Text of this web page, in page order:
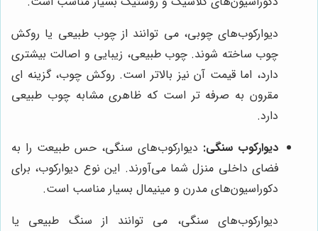
دیوارکوب‌های چوبی، می توانند از چوب طبیعی یا روکش
چوب ساخته شوند. چوب طبیعی، زیبایی و اصالت بیشتری
دارد، اما قیمت آن نیز بالاتر است. روکش چوب، گزینه ای
مقرون به صرفه تر است که ظاهری مشابه چوب طبیعی
دارد.
دیوارکوب سنگی: دیوارکوب‌های سنگی، حس طبیعت را به
فضای داخلی منزل شما می‌آورند. این نوع دیوارکوب، برای
دکوراسیون‌های مدرن و مینیمال بسیار مناسب است.
دیوارکوب‌های سنگی، می توانند از سنگ طبیعی یا